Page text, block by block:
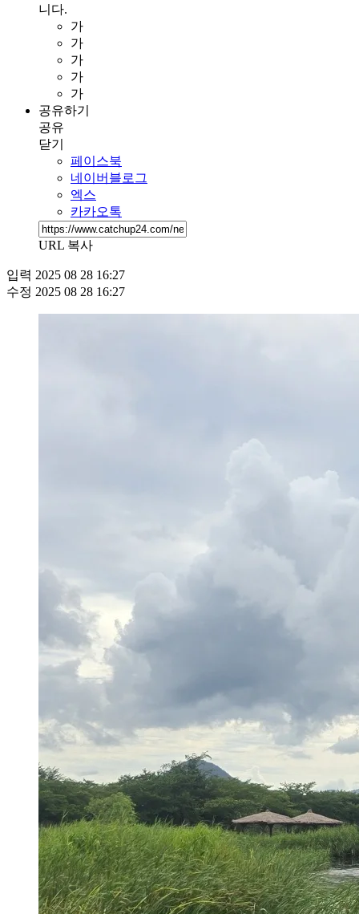
니다.
가
가
가
가
가
공유하기
공유
닫기
페이스북
네이버블로그
엑스
카카오톡
URL 복사
입력 2025 08 28 16:27
수정 2025 08 28 16:27